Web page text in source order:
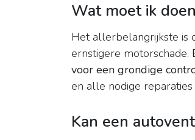
Wat moet ik
Het allerbelangrijkste is
ernstigere motorschade.
voor een grondige
en alle nodige
Kan een